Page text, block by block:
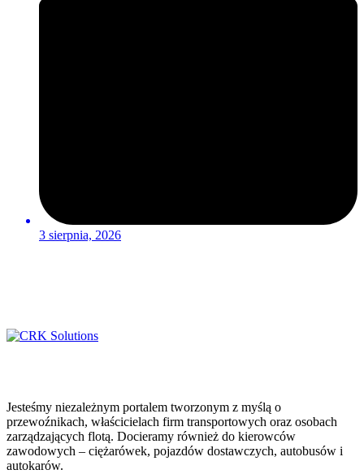
3 sierpnia, 2026
Jesteśmy niezależnym portalem tworzonym z myślą o
przewoźnikach, właścicielach firm transportowych oraz osobach
zarządzających flotą. Docieramy również do kierowców
zawodowych – ciężarówek, pojazdów dostawczych, autobusów i
autokarów.